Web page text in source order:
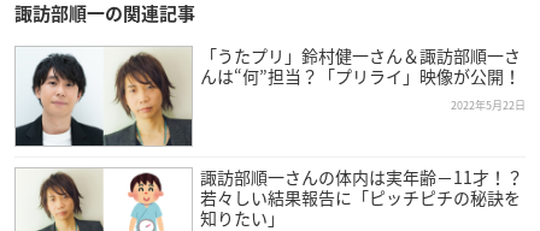
諏訪部順一の関連記事
「うたプリ」鈴村健一さん＆諏訪部順一さ
んは“何”担当？「プリライ」映像が公開！
2022年5月22日
諏訪部順一さんの体内は実年齢－11才！？
若々しい結果報告に「ピッチピチの秘訣を
知りたい」